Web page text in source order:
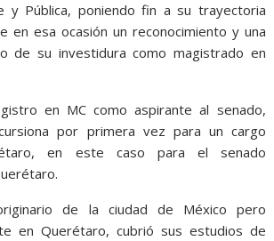
y Pública, poniendo fin a su trayectoria
en esa ocasión un reconocimiento y una
de su investidura como magistrado en
en MC como aspirante al senado,
por primera vez para un cargo
en este caso para el senado
de la ciudad de México pero
en Querétaro, cubrió sus estudios de